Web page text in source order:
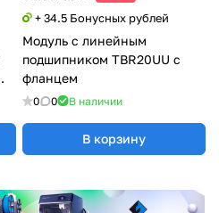
+ 34.5 Бонусных рублей
Модуль с линейным
подшипником TBR20UU с
фланцем
0 0 В наличии
В корзину